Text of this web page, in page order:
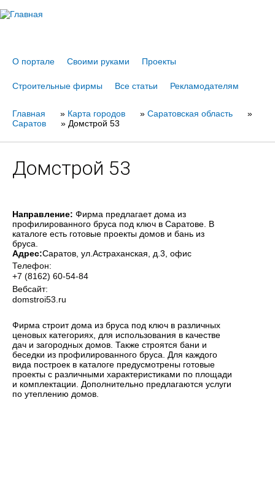
О портале Своими руками Проекты
Строительные фирмы Все статьи Рекламодателям
Вы
Главная » Карта городов » Саратовская область
»
Саратов
» Домстрой 53
Домстрой 53
Направление: Фирма предлагает дома из
профилированного бруса под ключ в Саратове. В
каталоге есть готовые проекты домов и бань из
бруса.
Адрес:Саратов , ул.Астраханская, д.3, офис
Телефон:
+7 (8162) 60-54-84
Вебсайт:
domstroi53.ru
Фирма строит дома из бруса под ключ в различных
ценовых категориях, для использования в качестве
дач и загородных домов. Также строятся бани и
беседки из профилированного бруса. Для каждого
вида построек в каталоге предусмотрены готовые
проекты с различными характеристиками по площади
и комплектации. Дополнительно предлагаются услуги
по утеплению домов.